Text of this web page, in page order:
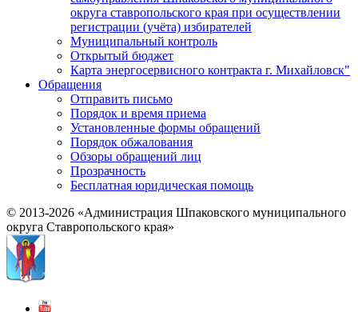
округа ставропольского края при осуществлении
регистрации (учёта) избирателей
Муниципальный контроль
Открытый бюджет
Карта энергосервисного контракта г. Михайловск"
Обращения
Отправить письмо
Порядок и время приема
Установленные формы обращений
Порядок обжалования
Обзоры обращений лиц
Прозрачность
Бесплатная юридическая помощь
© 2013-2026 «Администрация Шпаковского муниципального
округа Ставропольского края»